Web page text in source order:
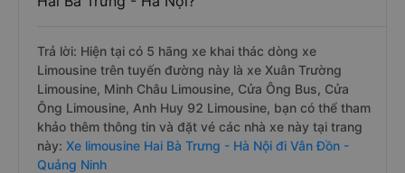
Trả lời: Hiện tại có 5 hãng xe khai thác dòng xe
Limousine trên tuyến đường này là xe Xuân Trường
Limousine, Minh Châu Limousine, Cửa Ông Bus, Cửa
Ông Limousine, Anh Huy 92 Limousine, bạn có thể tham
khảo thêm thông tin và đặt vé các nhà xe này tại trang
này: Xe limousine Hai Bà Trưng - Hà Nội đi Vân Đồn -
Quảng Ninh